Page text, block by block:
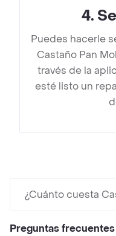
4.
Puedes hacerle
Castaño Pan
través de la
esté listo un
¿Cuánto cuesta
Preguntas frecuentes